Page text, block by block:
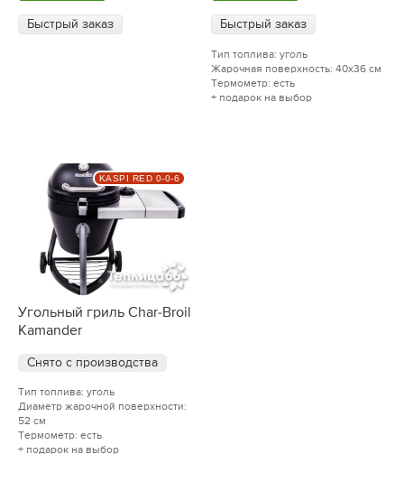
Быстрый заказ Быстрый заказ
Тип топлива: уголь
Жарочная поверхность: 40x36 см
Термометр: есть
+ подарок на выбор
Угольный гриль Char-Broil
Kamander
Снято с производства
Тип топлива: уголь
Диаметр жарочной поверхности:
52 см
Термометр: есть
+ подарок на выбор
KASPI RED 0-0-6